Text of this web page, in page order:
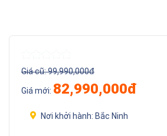
Giá cũ:99,990,000đ
Giá mới: 82,990,000đ
Nơi khởi hành: Bắc Ninh